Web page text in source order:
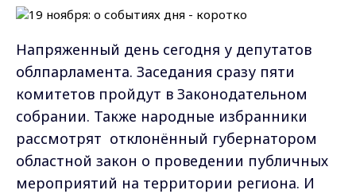
Напряженный день сегодня у депутатов
облпарламента. Заседания сразу пяти
комитетов пройдут в Законодательном
собрании. Также народные избранники
рассмотрят отклонённый губернатором
областной закон о проведении публичных
мероприятий на территории региона. И